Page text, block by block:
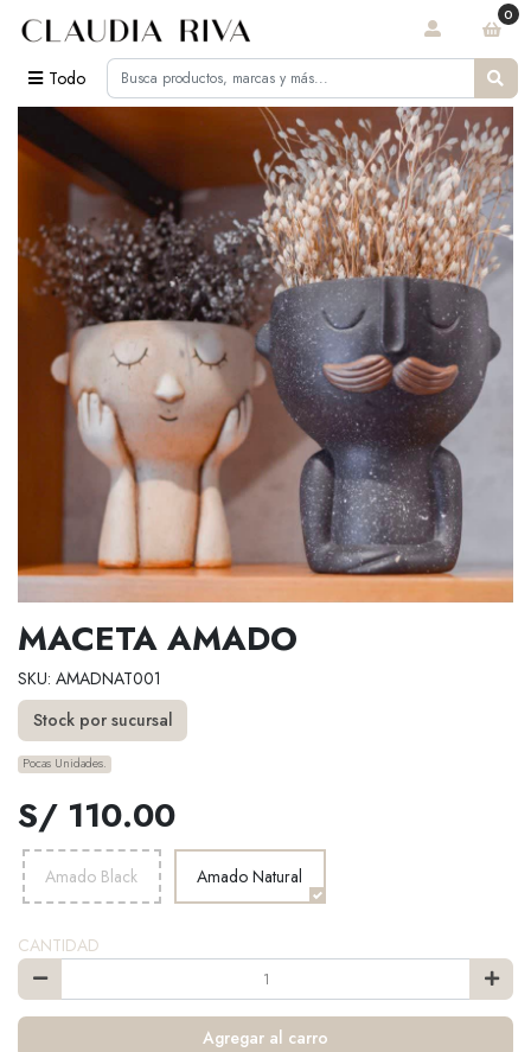
Todo
0
MACETA AMADO
SKU: AMADNAT001
Stock por sucursal
Pocas Unidades.
S/ 110.00
Amado Black Amado Natural
CANTIDAD
Agregar al carro